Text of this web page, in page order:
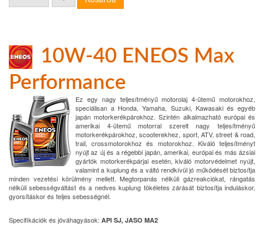
10W-40 ENEOS Max
Performance
Ez egy nagy teljesítményű motorolaj 4-ütemű motorokhoz,
speciálisan a Honda, Yamaha, Suzuki, Kawasaki és egyéb
japán motorkerékpárokhoz. Szintén alkalmazható európai és
amerikai 4-ütemű motorral szerelt nagy teljesítményű
motorkerékpárokhoz, scooterekhez, sport, ATV, street & road,
trail, crossmotorokhoz és motorokhoz. Kiváló teljesítményt
nyújt az új és a régebbi japán, amerikai, európai és más ázsiai
gyártók motorkerékpárjai esetén, kiváló motorvédelmet nyújt,
valamint a kuplung és a váltó rendkívül jó működését biztosítja
minden vezetési körülmény mellett. Megtorpanás nélküli gázreakciókat, rángatás
nélküli sebességváltást és a nedves kuplung tökéletes zárását biztosítja induláskor,
gyorsításkor és teljes sebességnél.
Specifikációk és jóváhagyások: API SJ, JASO MA2